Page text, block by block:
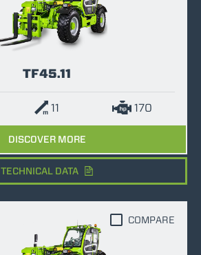
TF45.11
11 170
DISCOVER MORE
TECHNICAL DATA
COMPARE